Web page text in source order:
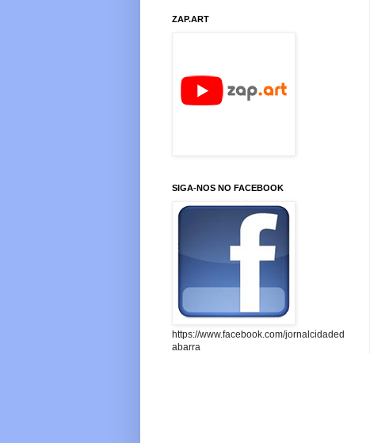
ZAP.ART
SIGA-NOS NO FACEBOOK
https://www.facebook.com/jornalcidaded
abarra